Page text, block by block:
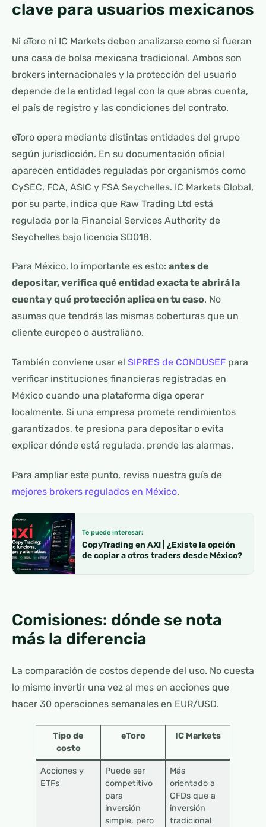
clave para usuarios mexicanos
Ni eToro ni IC Markets deben analizarse como si fueran
una casa de bolsa mexicana tradicional. Ambos son
brokers internacionales y la protección del usuario
depende de la entidad legal con la que abras cuenta,
el país de registro y las condiciones del contrato.
eToro opera mediante distintas entidades del grupo
según jurisdicción. En su documentación oficial
aparecen entidades reguladas por organismos como
CySEC, FCA, ASIC y FSA Seychelles. IC Markets Global,
por su parte, indica que Raw Trading Ltd está
regulada por la Financial Services Authority de
Seychelles bajo licencia SD018.
Para México, lo importante es esto: antes de
depositar, verifica qué entidad exacta te abrirá la
cuenta y qué protección aplica en tu caso. No
asumas que tendrás las mismas coberturas que un
cliente europeo o australiano.
También conviene usar el SIPRES de CONDUSEF para
verificar instituciones financieras registradas en
México cuando una plataforma diga operar
localmente. Si una empresa promete rendimientos
garantizados, te presiona para depositar o evita
explicar dónde está regulada, prende las alarmas.
Para ampliar este punto, revisa nuestra guía de
mejores brokers regulados en México.
Te puede interesar:
CopyTrading en AXI | ¿Existe la opción
de copiar a otros traders desde México?
Comisiones: dónde se nota
más la diferencia
La comparación de costos depende del uso. No cuesta
lo mismo invertir una vez al mes en acciones que
hacer 30 operaciones semanales en EUR/USD.
Tipo de
costo
eToro IC Markets
Acciones y
ETFs
Puede ser
competitivo
para
inversión
simple, pero
Más
orientado a
CFDs que a
inversión
tradicional